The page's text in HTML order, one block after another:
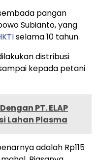
pangan
Subianto, yang
selama 10 tahun.
distribusi
kepada petani
PT. ELAP
Lahan Plasma
adalah Rp115